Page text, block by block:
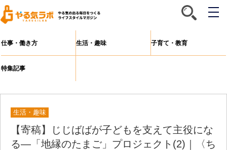
メ
仕事・働き方 生活・趣味 子育て・教育
特集記事
生活・趣味
【寄稿】じじばばが子どもを支えて主役にな
る—「地縁のたまご」プロジェクト(2)｜〈ち